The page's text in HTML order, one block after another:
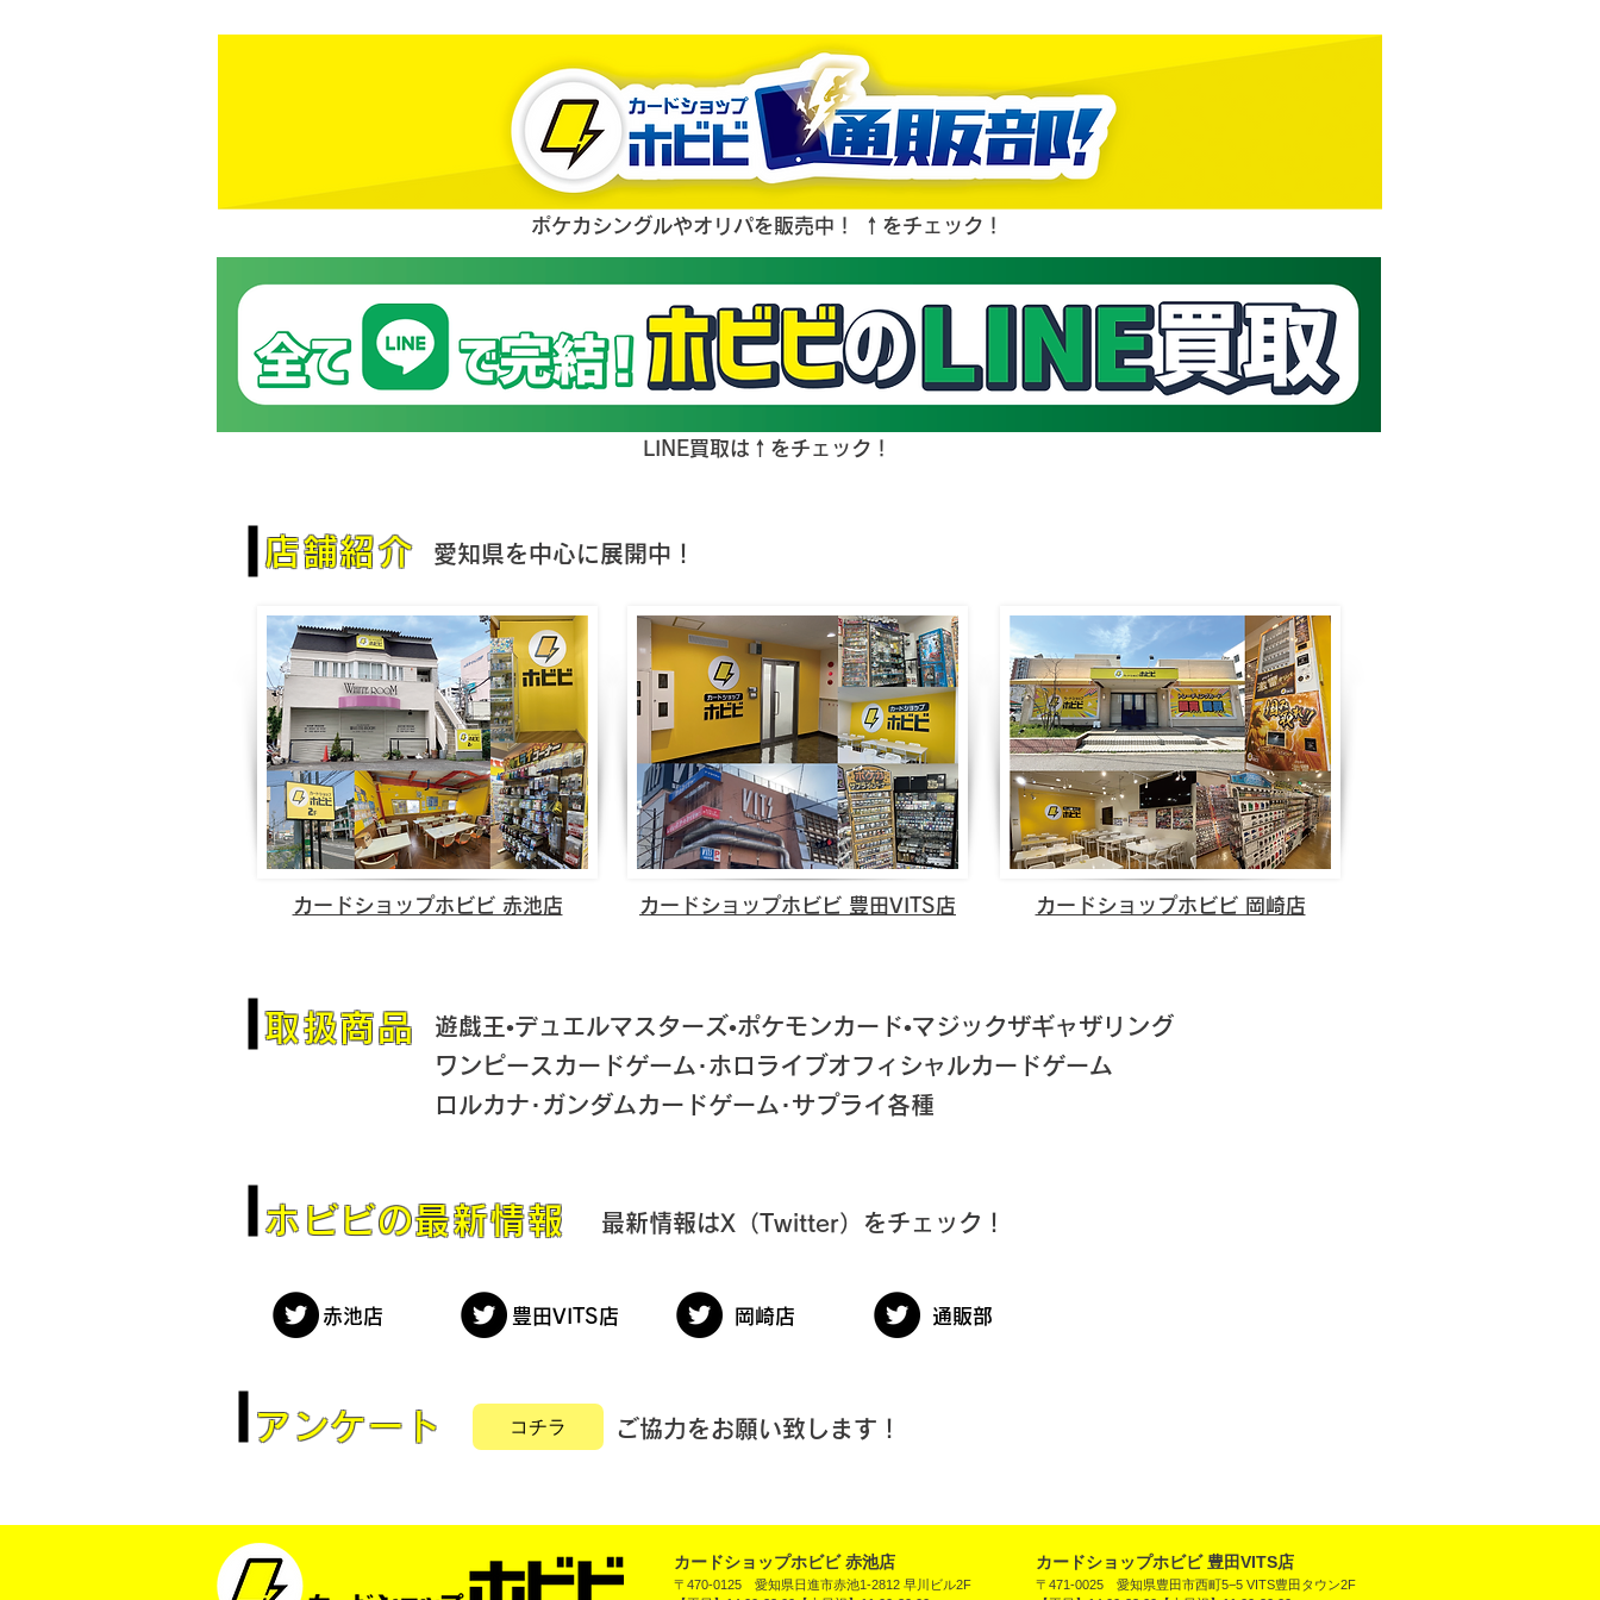
ポケカシングルやオリパを販売中！ ↑をチェック！
LINE買取は↑をチェック！
店舗紹介 ​愛知県を中心に展開中！
カードショップホビビ 赤池店 カードショップホビビ 豊田VITS店 カードショップホビビ 岡崎店
取扱商品
遊戯王•デュエルマスターズ•ポケモンカード•マジックザギャザリング
ワンピースカードゲーム･ホロライブオフィシャルカードゲーム
ロルカナ･ガンダムカードゲーム･サプライ各種
ホビビの最新情報 ​最新情報はX（Twitter）をチェック！
赤池店 豊田VITS店 岡崎店 通販部
アンケート コチラ ご協力をお願い致します！
カードショップホビビ 赤池店
〒470-0125 愛知県日進市赤池1-2812 早川ビル2F
カードショップホビビ 豊田VITS店
〒471-0025 愛知県豊田市西町5−5 VITS豊田タウン2F